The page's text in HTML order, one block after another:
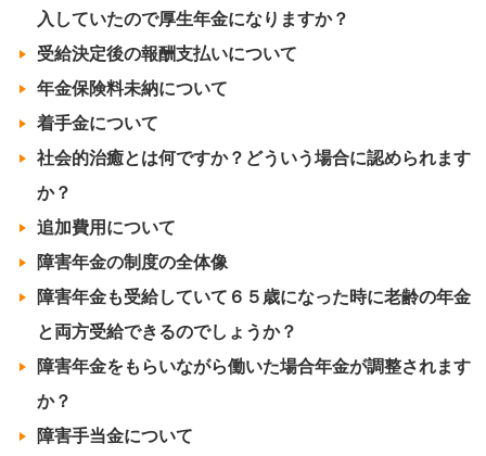
入していたので厚生年金になりますか？
受給決定後の報酬支払いについて
年金保険料未納について
着手金について
社会的治癒とは何ですか？どういう場合に認められます
か？
追加費用について
障害年金の制度の全体像
障害年金も受給していて６５歳になった時に老齢の年金
と両方受給できるのでしょうか？
障害年金をもらいながら働いた場合年金が調整されます
か？
障害手当金について